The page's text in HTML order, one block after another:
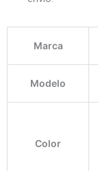
Marca
Modelo
Color